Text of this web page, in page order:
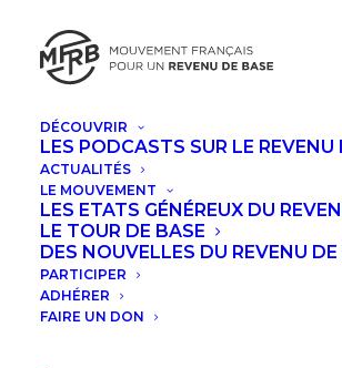
DÉCOUVRIR
LES PODCASTS SUR LE REVENU
ACTUALITÉS
LE MOUVEMENT
LES ETATS GÉNÉREUX DU
LE TOUR DE BASE
DES NOUVELLES DU REVENU DE
PARTICIPER
ADHÉRER
FAIRE UN DON
Sondage:
Français
favorables au